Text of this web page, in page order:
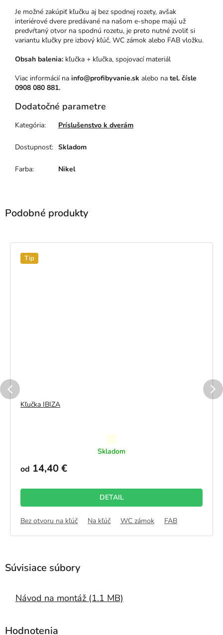
Je možné zakúpiť kľučku aj bez spodnej rozety, avšak
interiérové dvere predávané na našom e-shope majú už
predvŕtaný otvor na spodnú rozetu, je preto nutné zvoliť si
variantu kľučky pre izbový kľúč, WC zámok alebo FAB vložku.
Obsah balenia: kľučka + kľučka, spojovací materiál
Viac informácií na info@profibyvanie.sk alebo na tel. čísle
0908 080 881.
Dodatočné parametre
Kategória: Príslušenstvo k dverám
Dostupnosť: Skladom
Farba: Nikel
Tip
Kľučka IBIZA
hodnotenie
z
5
hviezdičiek.
Skladom
od 14,40 €
DETAIL
Bez otvoru na kľúč Na kľúč WC zámok FAB
Návod na montáž (1.1 MB)